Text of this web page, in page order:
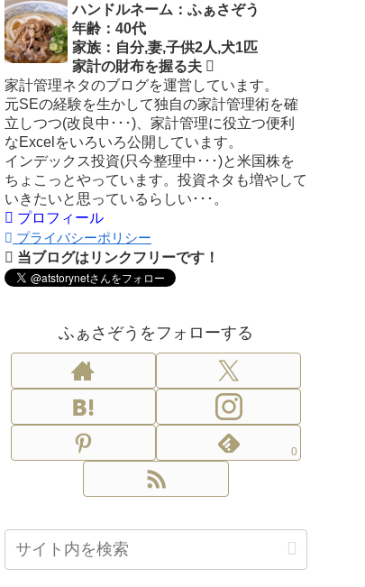
ハンドルネーム：ふぁさぞう
年齢：40代
家族：自分,妻,子供2人,犬1匹
家計の財布を握る夫
家計管理ネタのブログを運営しています。
元SEの経験を生かして独自の家計管理術を確
立しつつ(改良中･･･)、家計管理に役立つ便利
なExcelをいろいろ公開しています。
インデックス投資(只今整理中･･･)と米国株を
ちょこっとやっています。投資ネタも増やして
いきたいと思っているらしい･･･。
プロフィール
プライバシーポリシー
当ブログはリンクフリーです！
ふぁさぞうをフォローする
0